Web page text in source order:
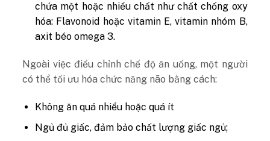
chứa một hoặc nhiều chất như chất chống oxy
hóa: Flavonoid hoặc vitamin E, vitamin nhóm B,
axit béo omega 3.
Ngoài việc điều chỉnh chế độ ăn uống, một người
có thể tối ưu hóa chức năng não bằng cách:
Không ăn quá nhiều hoặc quá ít
Ngủ đủ giấc, đảm bảo chất lượng giấc ngủ;